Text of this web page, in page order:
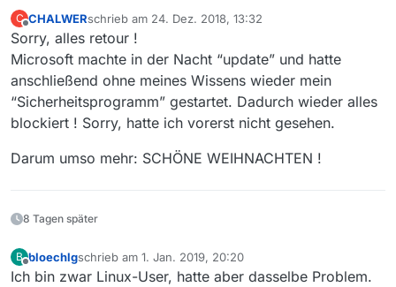
C CHALWERschrieb am 24. Dez. 2018, 13:32
zuletzt editiert von
Sorry, alles retour !
Microsoft machte in der Nacht “update” und hatte
anschließend ohne meines Wissens wieder mein
“Sicherheitsprogramm” gestartet. Dadurch wieder alles
blockiert ! Sorry, hatte ich vorerst nicht gesehen.
Darum umso mehr: SCHÖNE WEIHNACHTEN !
8 Tagen später
B
Offline
bloechlgschrieb am 1. Jan. 2019, 20:20
zuletzt editiert von
Ich bin zwar Linux-User, hatte aber dasselbe Problem.